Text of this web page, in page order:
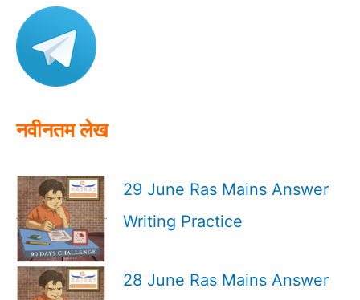
f
o
नवीनतम लेख
29 June Ras Mains Answer
Writing Practice
28 June Ras Mains Answer